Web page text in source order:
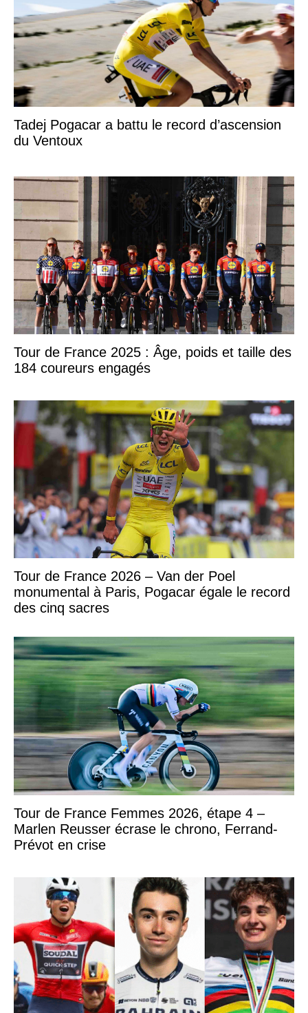
Tadej Pogacar a battu le record d’ascension
du Ventoux
Tour de France 2025 : Âge, poids et taille des
184 coureurs engagés
Tour de France 2026 – Van der Poel
monumental à Paris, Pogacar égale le record
des cinq sacres
Tour de France Femmes 2026, étape 4 –
Marlen Reusser écrase le chrono, Ferrand-
Prévot en crise